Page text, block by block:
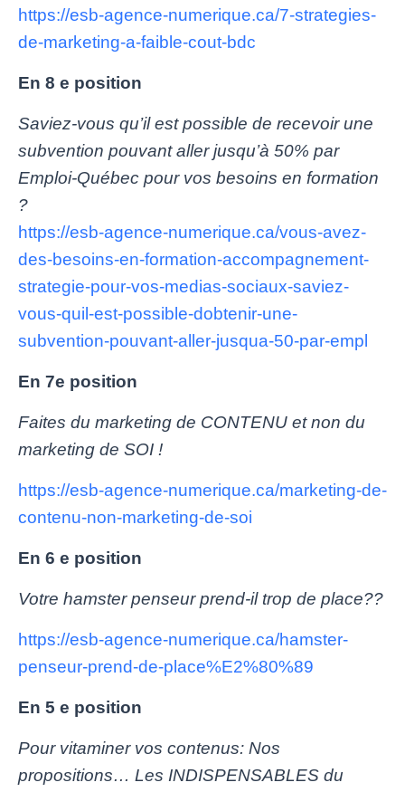
https://esb-agence-numerique.ca/7-strategies-
de-marketing-a-faible-cout-bdc
En 8 e position
Saviez-vous qu’il est possible de recevoir une
subvention pouvant aller jusqu’à 50% par
Emploi-Québec pour vos besoins en formation
?
https://esb-agence-numerique.ca/vous-avez-
des-besoins-en-formation-accompagnement-
strategie-pour-vos-medias-sociaux-saviez-
vous-quil-est-possible-dobtenir-une-
subvention-pouvant-aller-jusqua-50-par-empl
En 7e position
Faites du marketing de CONTENU et non du
marketing de SOI !
https://esb-agence-numerique.ca/marketing-de-
contenu-non-marketing-de-soi
En 6 e position
Votre hamster penseur prend-il trop de place??
https://esb-agence-numerique.ca/hamster-
penseur-prend-de-place%E2%80%89
En 5 e position
Pour vitaminer vos contenus: Nos
propositions… Les INDISPENSABLES du